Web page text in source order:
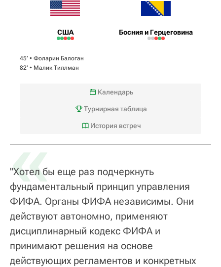
США Босния и Герцеговина
45‎’‎ • Фоларин Балоган
82‎’‎ • Малик Тиллман
Календарь
Турнирная таблица
История встреч
«
"Хотел бы еще раз подчеркнуть
фундаментальный принцип управления
ФИФА. Органы ФИФА независимы. Они
действуют автономно, применяют
дисциплинарный кодекс ФИФА и
принимают решения на основе
действующих регламентов и конкретных